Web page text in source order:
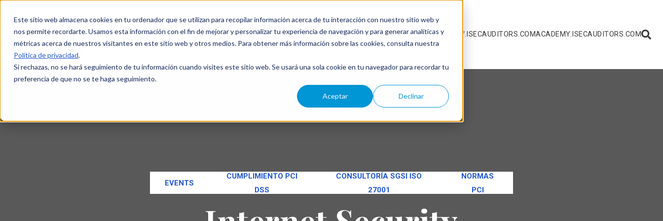
Este sitio web almacena cookies en tu ordenador que se utilizan para recopilar información acerca de tu interacción con nuestro sitio web y
nos permite recordarte. Usamos esta información con el fin de mejorar y personalizar tu experiencia de navegación y para generar analíticas y
métricas acerca de nuestros visitantes en este sitio web y otros medios. Para obtener más información sobre las cookies, consulta nuestra
Política de privacidad.
Si rechazas, no se hará seguimiento de tu información cuando visites este sitio web. Se usará una sola cookie en tu navegador para recordar tu
preferencia de que no se te haga seguimiento.
Aceptar Declinar
← WWW.ISECAUDITORS.COMACADEMY.ISECAUDITORS.COM
EVENTS
CUMPLIMIENTO PCI
DSS
CONSULTORÍA SGSI ISO
27001
NORMAS
PCI